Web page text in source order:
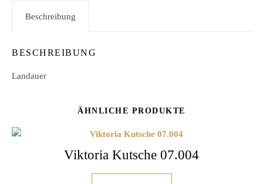
Beschreibung
BESCHREIBUNG
Landauer
ÄHNLICHE PRODUKTE
Viktoria Kutsche 07.004